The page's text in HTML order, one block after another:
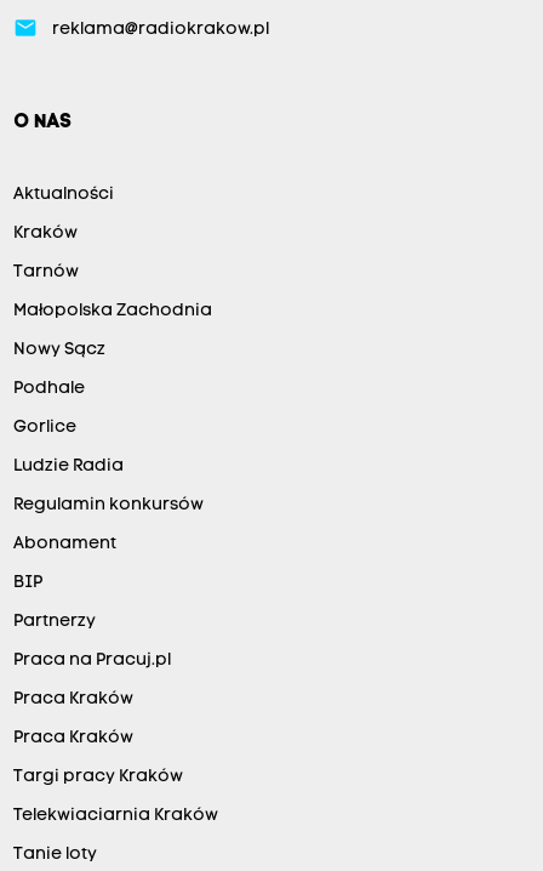
email reklama@radiokrakow.pl
O NAS
Aktualności
Kraków
Tarnów
Małopolska Zachodnia
Nowy Sącz
Podhale
Gorlice
Ludzie Radia
Regulamin konkursów
Abonament
BIP
Partnerzy
Praca na Pracuj.pl
Praca Kraków
Praca Kraków
Targi pracy Kraków
Telekwiaciarnia Kraków
Tanie loty